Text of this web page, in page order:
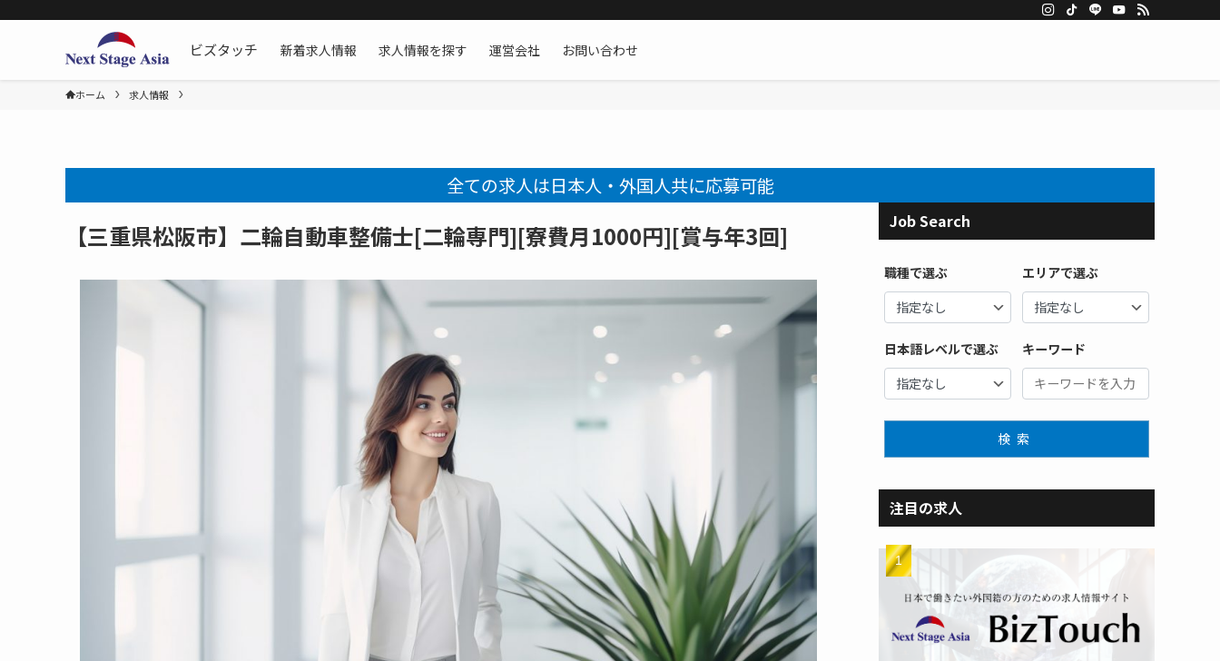
ビズタッチ
新着求人情報 求人情報を探す 運営会社 お問い合わせ
ホーム 求人情報
全ての求人は日本人・外国人共に応募可能
【三重県松阪市】二輪自動車整備士[二輪専門][寮費月1000円][賞与年3回] Job Search
職種で選ぶ エリアで選ぶ
日本語レベルで選ぶ キーワード
検索
注目の求人